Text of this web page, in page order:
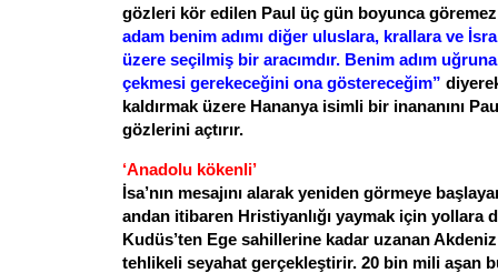
gözleri kör edilen Paul üç gün boyunca
adam benim adımı diğer uluslara, krallara ve
üzere seçilmiş bir aracımdır. Benim adım uğruna
çekmesi gerekeceğini ona göstereceğim”
kaldırmak üzere Hananya isimli bir inananını
gözlerini açtırır.
‘Anadolu kökenli’
İsa’nın mesajını alarak yeniden görmeye
andan itibaren Hristiyanlığı yaymak için yollara
Kudüs’ten Ege sahillerine kadar uzanan Akdeniz
tehlikeli seyahat gerçekleştirir. 20 bin mili aşan